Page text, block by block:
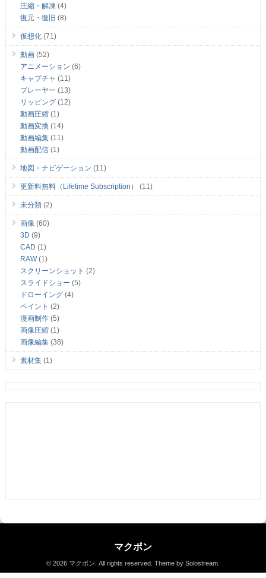
圧縮・解凍 (4)
復元・復旧 (8)
仮想化(71)
動画(52)
アニメーション (6)
キャプチャ (11)
プレーヤー (13)
リッピング(12)
動画圧縮(1)
動画変換 (14)
動画編集(11)
動画配信(1)
地図・ナビゲーション (11)
更新料無料（Lifetime Subscription） (11)
未分類(2)
画像(60)
3D (9)
CAD (1)
RAW(1)
スクリーンショット (2)
スライドショー (5)
ドローイング(4)
ペイント (2)
漫画制作(5)
画像圧縮(1)
画像編集(38)
素材集(1)
マクポン
© 2026 マクポン. All rights reserved. Theme by Solostream.